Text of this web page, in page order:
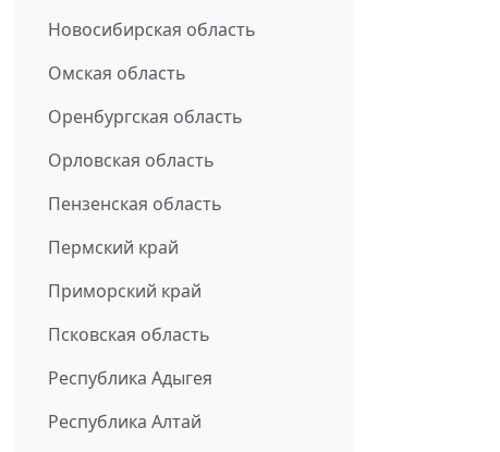
Новосибирская область
Омская область
Оренбургская область
Орловская область
Пензенская область
Пермский край
Приморский край
Псковская область
Республика Адыгея
Республика Алтай